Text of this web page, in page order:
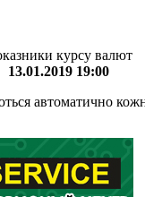
курсу валют
13.01.2019 19:00
автоматично